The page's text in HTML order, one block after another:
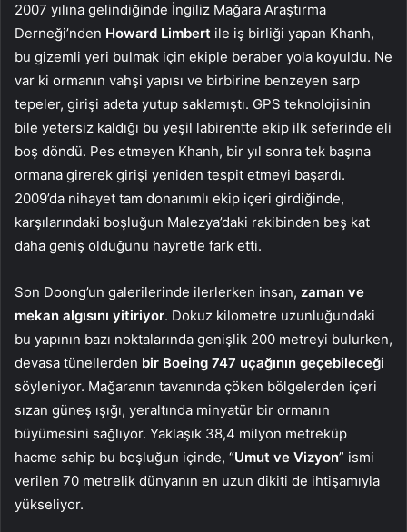
2007 yılına gelindiğinde İngiliz Mağara Araştırma
Derneği’nden Howard Limbert ile iş birliği yapan Khanh,
bu gizemli yeri bulmak için ekiple beraber yola koyuldu. Ne
var ki ormanın vahşi yapısı ve birbirine benzeyen sarp
tepeler, girişi adeta yutup saklamıştı. GPS teknolojisinin
bile yetersiz kaldığı bu yeşil labirentte ekip ilk seferinde eli
boş döndü. Pes etmeyen Khanh, bir yıl sonra tek başına
ormana girerek girişi yeniden tespit etmeyi başardı.
2009’da nihayet tam donanımlı ekip içeri girdiğinde,
karşılarındaki boşluğun Malezya’daki rakibinden beş kat
daha geniş olduğunu hayretle fark etti.
Son Doong’un galerilerinde ilerlerken insan, zaman ve
mekan algısını yitiriyor. Dokuz kilometre uzunluğundaki
bu yapının bazı noktalarında genişlik 200 metreyi bulurken,
devasa tünellerden bir Boeing 747 uçağının geçebileceği
söyleniyor. Mağaranın tavanında çöken bölgelerden içeri
sızan güneş ışığı, yeraltında minyatür bir ormanın
büyümesini sağlıyor. Yaklaşık 38,4 milyon metreküp
hacme sahip bu boşluğun içinde, “Umut ve Vizyon” ismi
verilen 70 metrelik dünyanın en uzun dikiti de ihtişamıyla
yükseliyor.